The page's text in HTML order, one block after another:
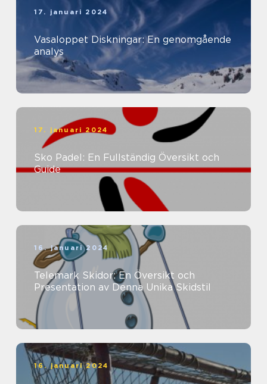
17. januari 2024
Vasaloppet Diskningar: En genomgående
analys
17. januari 2024
Sko Padel: En Fullständig Översikt och
Guide
16. januari 2024
Telemark Skidor: En Översikt och
Presentation av Denna Unika Skidstil
16. januari 2024